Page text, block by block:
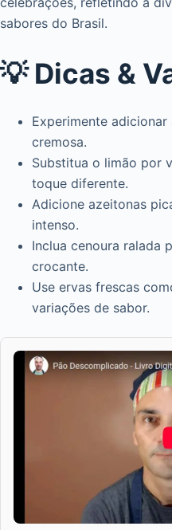
sabores do Brasil.
💡 Dicas &
Experimente
cremosa.
Substitua o limão por
toque diferente.
Adicione azeitonas
intenso.
Inclua cenoura ralada
crocante.
Use ervas frescas
variações de sabor.